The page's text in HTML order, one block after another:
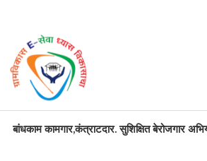
बांधकाम कामगार,कंत्राटदार. सुशिक्षित बेरोजगार